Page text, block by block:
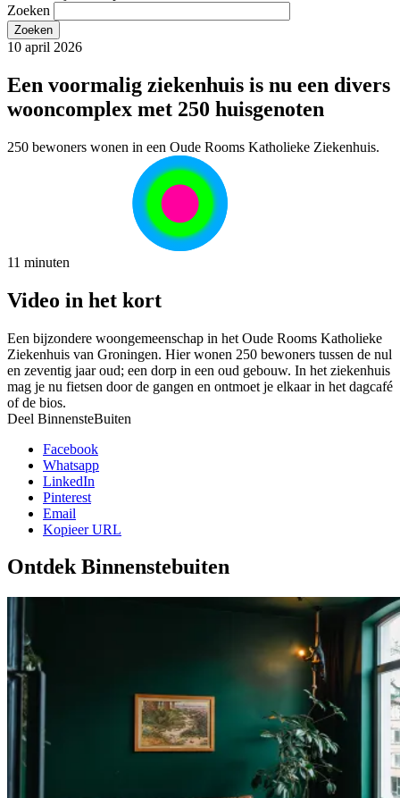
Zoeken
10 april 2026
Een voormalig ziekenhuis is nu een divers
wooncomplex met 250 huisgenoten
250 bewoners wonen in een Oude Rooms Katholieke Ziekenhuis.
11 minuten
Video in het kort
Een bijzondere woongemeenschap in het Oude Rooms Katholieke
Ziekenhuis van Groningen. Hier wonen 250 bewoners tussen de nul
en zeventig jaar oud; een dorp in een oud gebouw. In het ziekenhuis
mag je nu fietsen door de gangen en ontmoet je elkaar in het dagcafé
of de bios.
Deel BinnensteBuiten
Facebook
Whatsapp
LinkedIn
Pinterest
Email
Kopieer URL
Ontdek Binnenstebuiten